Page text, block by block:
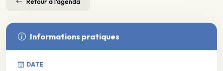
Informations pratiques
DATE